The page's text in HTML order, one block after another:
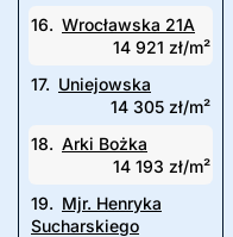
16. Wrocławska 21A
14 921 zł/m²
17. Uniejowska
14 305 zł/m²
18. Arki Bożka
14 193 zł/m²
19. Mjr. Henryka
Sucharskiego